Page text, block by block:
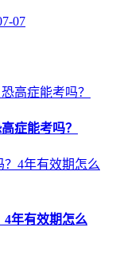
07
症能考吗？
4年有效期怎么